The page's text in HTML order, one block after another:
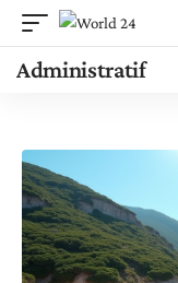
Administratif